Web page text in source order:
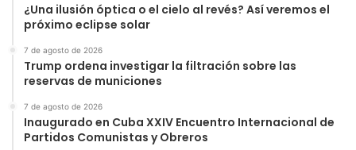
¿Una ilusión óptica o el cielo al revés? Así veremos el
próximo eclipse solar
7 de agosto de 2026
Trump ordena investigar la filtración sobre las
reservas de municiones
7 de agosto de 2026
Inaugurado en Cuba XXIV Encuentro Internacional de
Partidos Comunistas y Obreros